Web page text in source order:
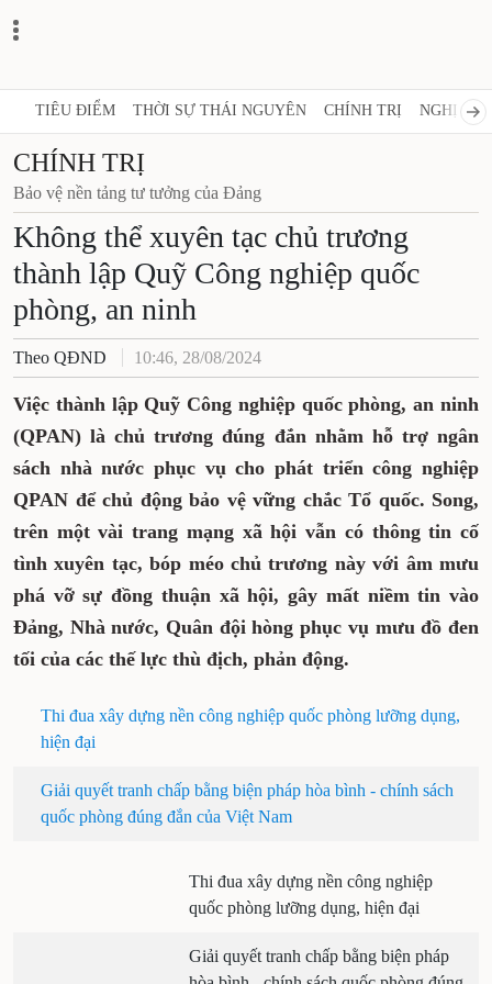
TIÊU ĐIỂM THỜI SỰ THÁI NGUYÊN CHÍNH TRỊ NGHỊ
CHÍNH TRỊ
Bảo vệ nền tảng tư tưởng của Đảng
Không thể xuyên tạc chủ trương
thành lập Quỹ Công nghiệp quốc
phòng, an ninh
Theo QĐND 10:46, 28/08/2024
Việc thành lập Quỹ Công nghiệp quốc phòng, an ninh
(QPAN) là chủ trương đúng đắn nhằm hỗ trợ ngân
sách nhà nước phục vụ cho phát triển công nghiệp
QPAN để chủ động bảo vệ vững chắc Tổ quốc. Song,
trên một vài trang mạng xã hội vẫn có thông tin cố
tình xuyên tạc, bóp méo chủ trương này với âm mưu
phá vỡ sự đồng thuận xã hội, gây mất niềm tin vào
Đảng, Nhà nước, Quân đội hòng phục vụ mưu đồ đen
tối của các thế lực thù địch, phản động.
Thi đua xây dựng nền công nghiệp quốc phòng lưỡng dụng,
hiện đại
Giải quyết tranh chấp bằng biện pháp hòa bình - chính sách
quốc phòng đúng đắn của Việt Nam
Thi đua xây dựng nền công nghiệp
quốc phòng lưỡng dụng, hiện đại
Giải quyết tranh chấp bằng biện pháp